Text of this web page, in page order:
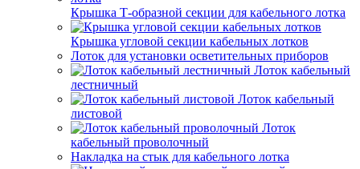
Крышка Т-образной секции для кабельного лотка
Крышка угловой секции кабельных лотков
Лоток для установки осветительных приборов
Лоток кабельный
лестничный
Лоток кабельный
листовой
Лоток
кабельный проволочный
Накладка на стык для кабельного лотка